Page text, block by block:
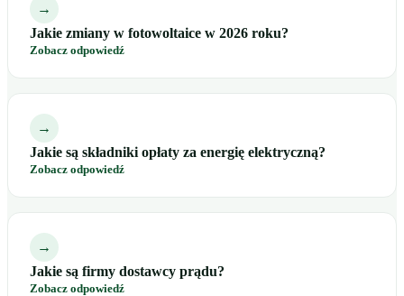
→
Jakie zmiany w fotowoltaice w 2026 roku?
Zobacz odpowiedź
→
Jakie są składniki opłaty za energię elektryczną?
Zobacz odpowiedź
→
Jakie są firmy dostawcy prądu?
Zobacz odpowiedź